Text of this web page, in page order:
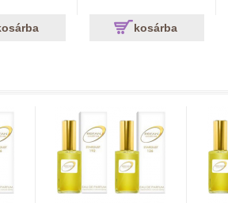
kosárba